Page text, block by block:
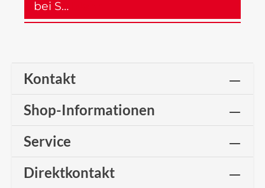
bei S…
Kontakt
Shop-Informationen
Service
Direktkontakt